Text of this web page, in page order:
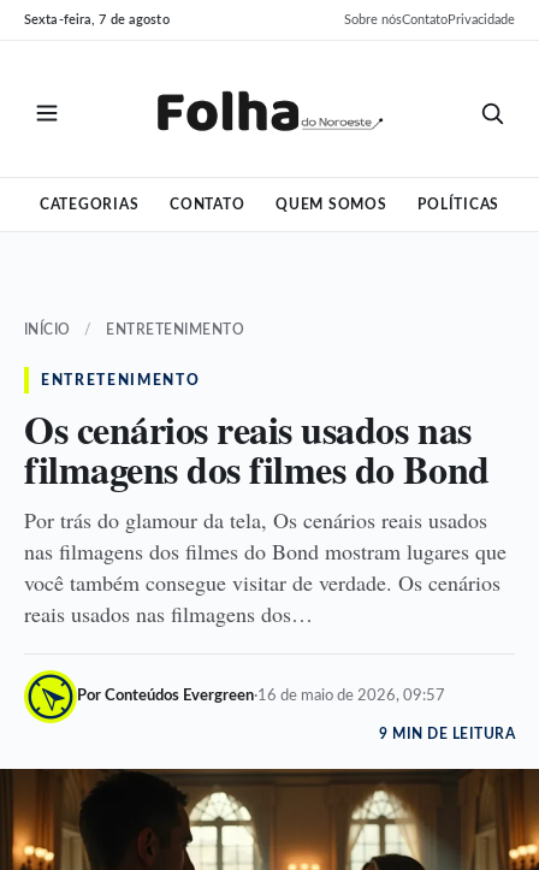
Pular
para
Pular
para
Sexta-feira, 7 de agosto Sobre nósContatoPrivacidade
CATEGORIAS CONTATO QUEM SOMOS POLÍTICAS
INÍCIO / ENTRETENIMENTO
ENTRETENIMENTO
Os cenários reais usados nas
filmagens dos filmes do Bond
Por trás do glamour da tela, Os cenários reais usados
nas filmagens dos filmes do Bond mostram lugares que
você também consegue visitar de verdade. Os cenários
reais usados nas filmagens dos…
Por Conteúdos Evergreen·16 de maio de 2026, 09:57
9 MIN DE LEITURA